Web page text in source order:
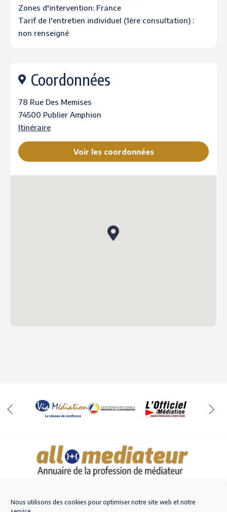
Nous utilisons des cookies pour optimiser notre site web et notre
Zones d'intervention: France
Tarif de l'entretien individuel (1ère consultation) :
non renseigné
Coordonnées
78 Rue Des Memises
74500 Publier Amphion
Itinéraire
Voir les coordonnées